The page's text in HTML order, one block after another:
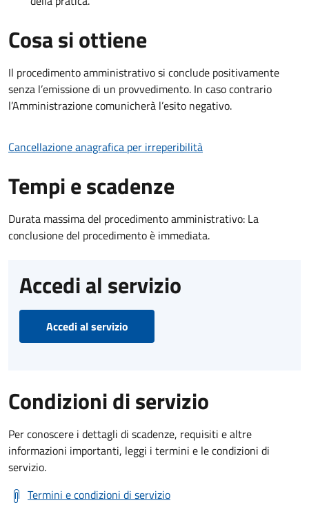
Cosa si ottiene
Il procedimento amministrativo si conclude positivamente
senza l’emissione di un provvedimento. In caso contrario
l’Amministrazione comunicherà l’esito negativo.
Cancellazione anagrafica per irreperibilità
Tempi e scadenze
Durata massima del procedimento amministrativo: La
conclusione del procedimento è immediata.
Accedi al servizio
Accedi al servizio
Condizioni di servizio
Per conoscere i dettagli di scadenze, requisiti e altre
informazioni importanti, leggi i termini e le condizioni di
servizio.
Termini e condizioni di servizio